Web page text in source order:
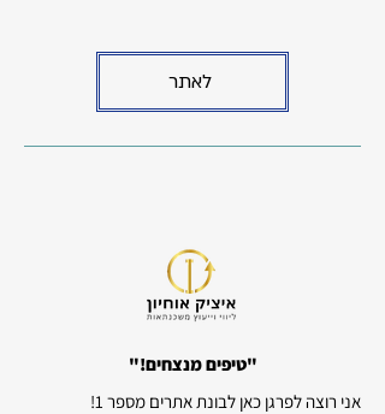
לאתר
"טיפים מנצחים!"
אני רוצה לפרגן כאן לבונת אתרים מספר 1!